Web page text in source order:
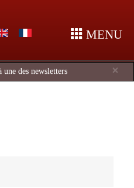
MENU
×
une des newsletters